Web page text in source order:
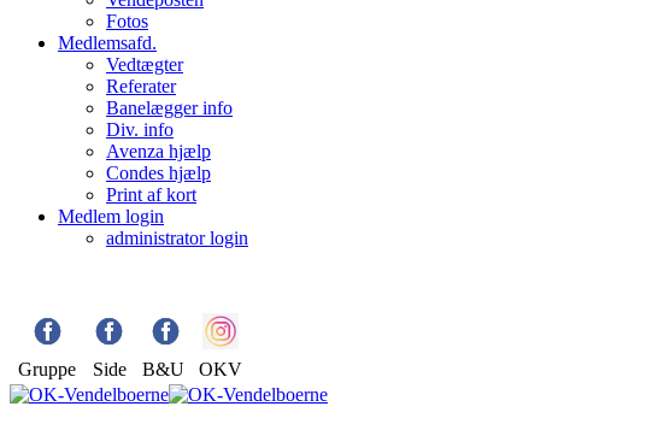
Fotos
Medlemsafd.
Vedtægter
Referater
Banelægger info
Div. info
Avenza hjælp
Condes hjælp
Print af kort
Medlem login
administrator login
Gruppe Side B&U OKV